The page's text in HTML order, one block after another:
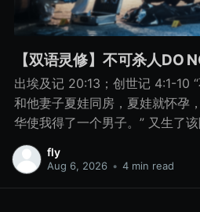
【双语灵修】不可杀人DO
出埃及记 20:13；创世记 4:1-10
和他妻子夏娃同房，夏娃就怀孕
华使我得了一个男子。” 又生了
羊的，该隐是种地的。 有一日，
献给耶和华， 亚伯也将他羊群中
fly
Aug 6, 2026 • 4 min read